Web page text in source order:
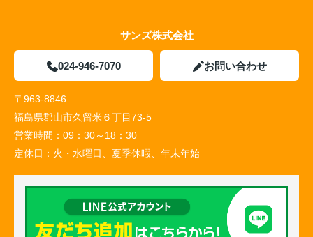
サンズ株式会社
024-946-7070 お問い合わせ
〒963-8846
福島県郡山市久留米６丁目73-5
営業時間： 09：30～18：30
定休日： 火・水曜日、夏季休暇、年末年始